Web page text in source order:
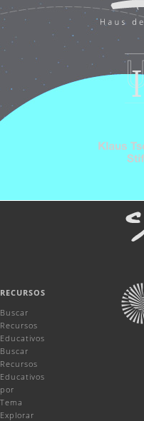
RECURSOS
Buscar
Recursos
Educativos
Buscar
Recursos
Educativos
por
Tema
Explorar